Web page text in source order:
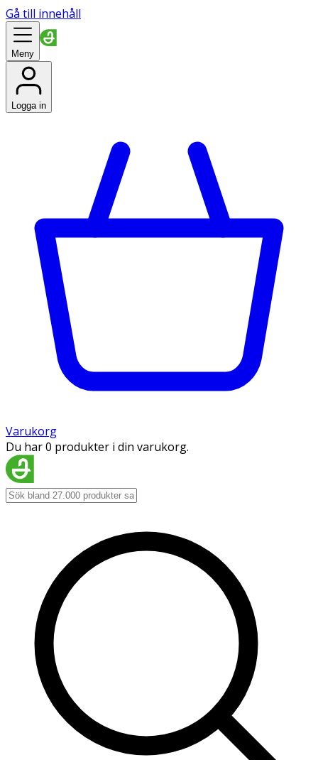
Gå till innehåll
Meny
Logga in
Varukorg
Du har 0 produkter i din varukorg.